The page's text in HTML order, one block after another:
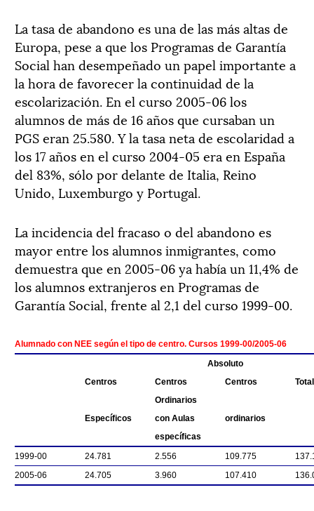
La tasa de abandono es una de las más altas de
Europa, pese a que los Programas de Garantía
Social han desempeñado un papel importante a
la hora de favorecer la continuidad de la
escolarización. En el curso 2005-06 los
alumnos de más de 16 años que cursaban un
PGS eran 25.580. Y la tasa neta de escolaridad a
los 17 años en el curso 2004-05 era en España
del 83%, sólo por delante de Italia, Reino
Unido, Luxemburgo y Portugal.
La incidencia del fracaso o del abandono es
mayor entre los alumnos inmigrantes, como
demuestra que en 2005-06 ya había un 11,4% de
los alumnos extranjeros en Programas de
Garantía Social, frente al 2,1 del curso 1999-00.
A lumnado con NEE según el tipo de centro. Cursos 1999-00/2005-06
Absoluto
Centros
Centros
Ordinarios
Centros Total
Específicos
con Aulas
específicas
ordinarios
1999-00 24.781 2.556 109.775
2005-06
24.705 3.960 107.410